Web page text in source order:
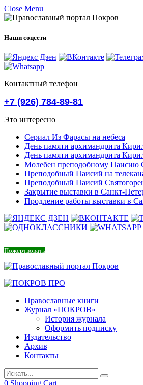
Close Menu
Наши соцсети
Контактный телефон
+7 (926) 784-89-81
Это интересно
Сериал Из Фарасы на небеса
День памяти архимандрита
День памяти архимандрита
Молебен преподобному Паисию
Преподобный Паисий на
Преподобный Паисий
Закрытие выставки в Санкт-
Продление работы выставки в
Пожертвовать
Православные книги
Журнал «ПОКРОВ»
История журнала
Оформить подписку
Издательство
Архив
Контакты